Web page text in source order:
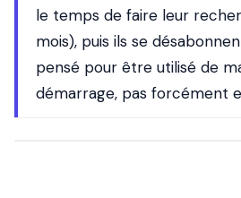
le temps de faire leur
mois), puis ils se
pensé pour être utilisé de
démarrage, pas forcément